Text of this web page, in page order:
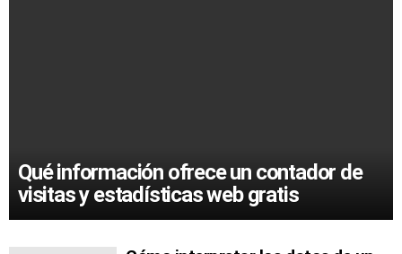
Qué información ofrece un contador de
visitas y estadísticas web gratis